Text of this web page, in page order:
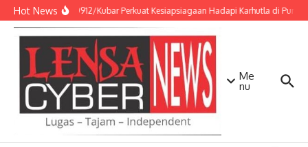
Lewati ke konten
Hot NewsKodim 0912/Kubar Perkuat Kesiapsiagaan Hadapi Karhutla di
Me
nu